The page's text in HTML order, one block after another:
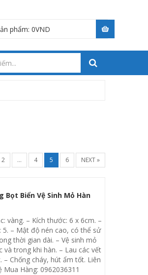
phẩm: 0VND
2 … 4 5 6 NEXT »
Bọt Biển Vệ Sinh Mỏ Hàn
vàng. – Kích thước: 6 x 6cm. –
5. – Mật độ nén cao, có thể sử
thời gian dài. – Vệ sinh mỏ
và trong khi hàn. – Lau các vết
– Chống cháy, hút ẩm tốt. Liên
Mua Hàng: 0962036311